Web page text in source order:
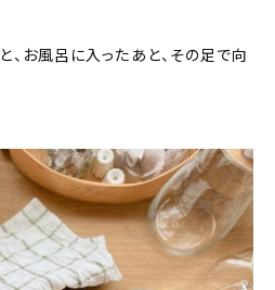
お風呂に入ったあと、その足で向